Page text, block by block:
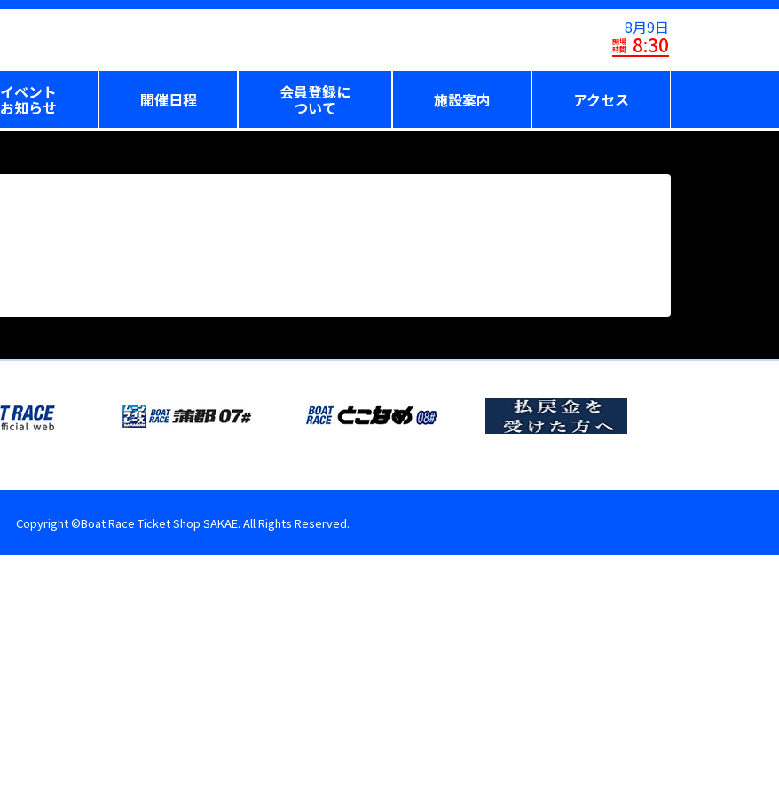
8月9日
開場
時間
8:30
イベント
お知らせ 開催日程 会員登録に
ついて 施設案内 アクセス
Copyright ©Boat Race Ticket Shop SAKAE. All Rights Reserved.